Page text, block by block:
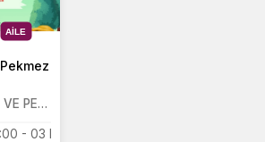
AILE
Müzesi’nde Yaz Atölyeleri
KAYNA SABUN VE PEKMEZ MÜZESİ
- 03 Eylül 14:00